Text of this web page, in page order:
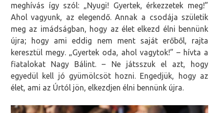
meghívás így szól: „Nyugi! Gyertek, érkezzetek meg!”
Ahol vagyunk, az elegendő. Annak a csodája születik
meg az imádságban, hogy az élet elkezd élni bennünk
újra; hogy ami eddig nem ment saját erőből, rajta
keresztül megy. „Gyertek oda, ahol vagytok!” – hívta a
fiatalokat Nagy Bálint. – Ne játsszuk el azt, hogy
egyedül kell jó gyümölcsöt hozni. Engedjük, hogy az
élet, ami az Úrtól jön, elkezdjen élni bennünk újra.